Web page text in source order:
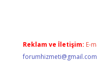
Reklam ve İletişim: E-
forumhizmeti@gmail.com